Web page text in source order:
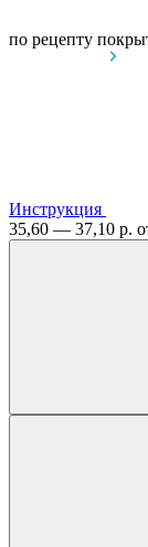
по рецепту
Инструкция
35,60 — 37,10 р.